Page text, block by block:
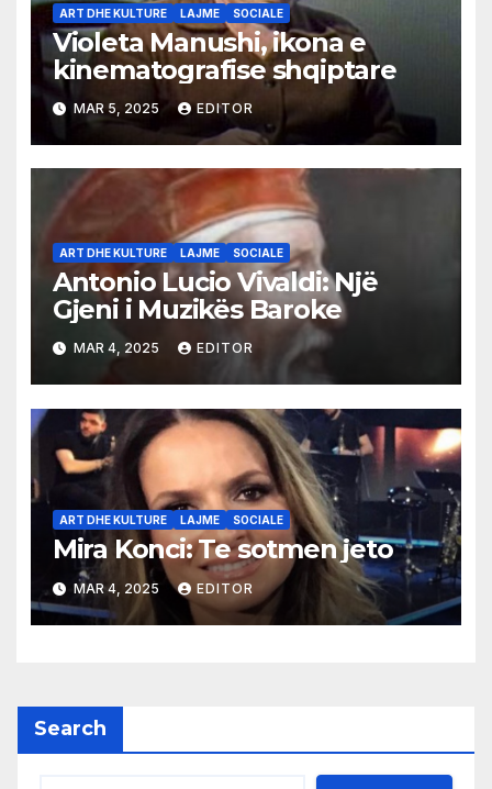
ART DHE KULTURE LAJME SOCIALE
Violeta Manushi, ikona e
kinematografise shqiptare
MAR 5, 2025 EDITOR
ART DHE KULTURE LAJME SOCIALE
Antonio Lucio Vivaldi: Një
Gjeni i Muzikës Baroke
MAR 4, 2025 EDITOR
ART DHE KULTURE LAJME SOCIALE
Mira Konci: Te sotmen jeto
MAR 4, 2025 EDITOR
Search